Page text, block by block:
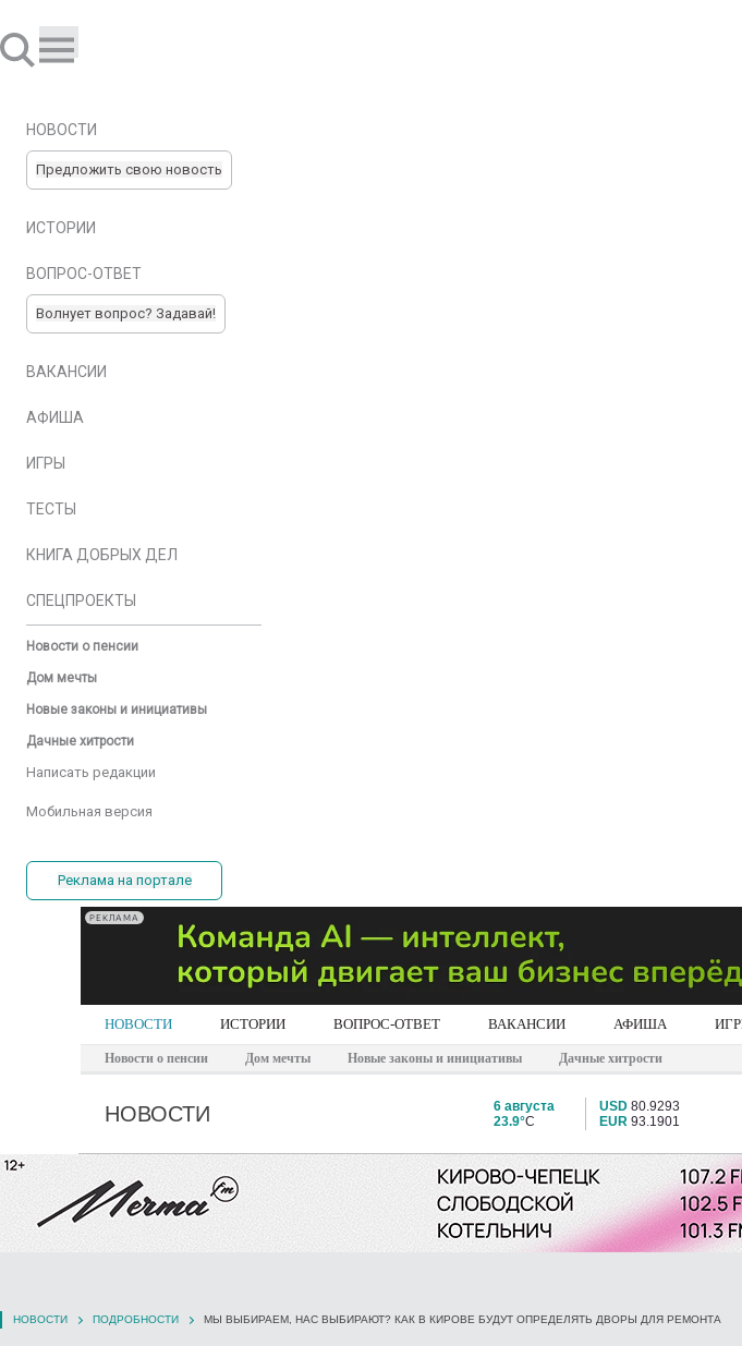
НОВОСТИ
Предложить свою новость
ИСТОРИИ
ВОПРОС-ОТВЕТ
Волнует вопрос? Задавай!
ВАКАНСИИ
АФИША
ИГРЫ
ТЕСТЫ
КНИГА ДОБРЫХ ДЕЛ
СПЕЦПРОЕКТЫ
Новости о пенсии
Дом мечты
Новые законы и инициативы
Дачные хитрости
Написать редакции
Мобильная версия
Реклама на портале
РЕКЛАМА
НОВОСТИ ИСТОРИИ ВОПРОС-ОТВЕТ ВАКАНСИИ АФИША
Новости о пенсии Дом мечты Новые законы и инициативы Дачные хитрости
НОВОСТИ
6 августа
23.9°C
USD 80.9293
EUR 93.1901
НОВОСТИ ПОДРОБНОСТИ МЫ ВЫБИРАЕМ, НАС ВЫБИРАЮТ? КАК В КИРОВЕ БУДУТ ОПРЕДЕЛЯТЬ ДВОРЫ ДЛЯ РЕМОНТА